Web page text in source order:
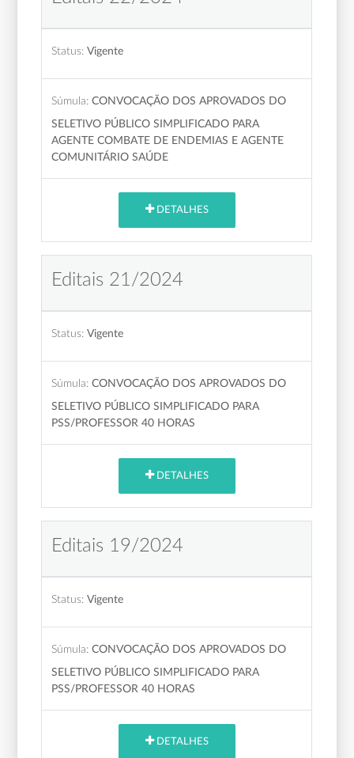
Status: Vigente
Súmula: CONVOCAÇÃO DOS APROVADOS DO
SELETIVO PÚBLICO SIMPLIFICADO PARA
AGENTE COMBATE DE ENDEMIAS E AGENTE
COMUNITÁRIO SAÚDE
DETALHES
Editais 21/2024
Status: Vigente
Súmula: CONVOCAÇÃO DOS APROVADOS DO
SELETIVO PÚBLICO SIMPLIFICADO PARA
PSS/PROFESSOR 40 HORAS
DETALHES
Editais 19/2024
Status: Vigente
Súmula: CONVOCAÇÃO DOS APROVADOS DO
SELETIVO PÚBLICO SIMPLIFICADO PARA
PSS/PROFESSOR 40 HORAS
DETALHES